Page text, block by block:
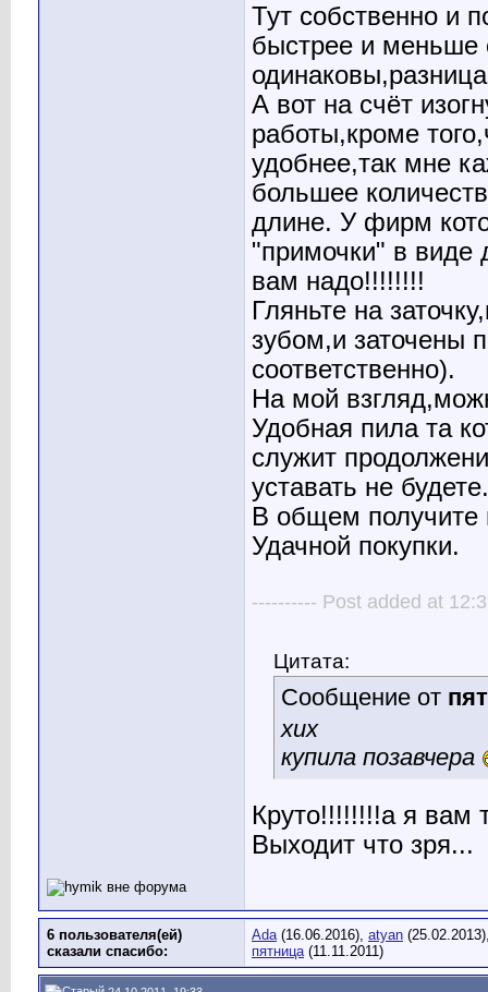
Тут собственно и
быстрее и меньше
А вот на счёт
работы,кроме
удобнее,так мне
большее
длине. У фирм
"примочки" в виде
вам надо!!!!!!!!
Гляньте на
зубом,и заточены
соответственно).
На мой
Удобная пила та
служит
уставать не будете.
В общем
Удачной покупки.
---------- Post added at
Цитата:
Сообщение от
хих
купила позавчера
Круто!!!!!!!!а я вам
Выходит что зря...
6 пользователя(ей)
сказали cпасибо:
Ada(16.06.2016), atyan
пятница(11.11.2011)